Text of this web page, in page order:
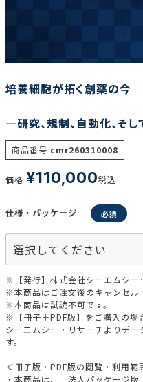
調査の種類で選ぶ
リセット
培養細胞が拓く創薬の今
―研究、規制、自動化、そ
商品番号 cmr260310008
価格 ¥110,000税込
仕様・パッケージ
※【発行】株式会社シーエムシー
※本商品はご注文後のキャンセル
※本商品は試読不可です。
※【冊子＋PDF版】をご購入の場
シーエムシー・リサーチよりデ
す。
＜冊子版・PDF版の閲覧・利用範
・本商品は、「法人パッケージ版